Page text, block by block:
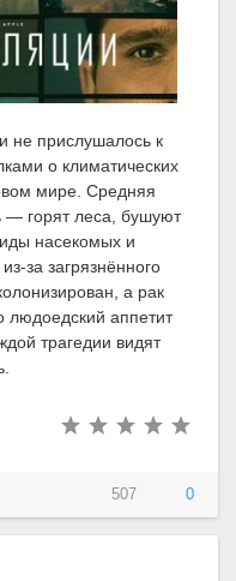
не прислушалось к
о климатических
мире. Средняя
— горят леса, бушуют
насекомых и
за загрязнённого
а рак
людоедский аппетит
трагедии видят
507 0